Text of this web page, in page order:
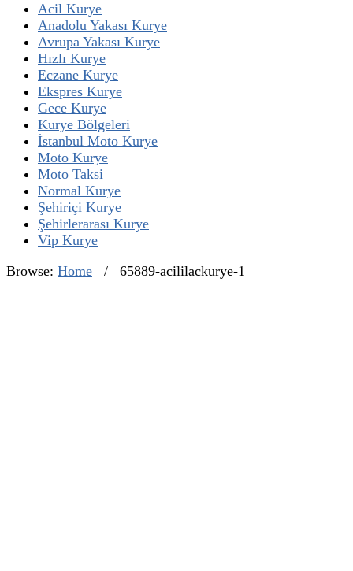
Acil Kurye
Anadolu Yakası Kurye
Avrupa Yakası Kurye
Hızlı Kurye
Eczane Kurye
Ekspres Kurye
Gece Kurye
Kurye Bölgeleri
İstanbul Moto Kurye
Moto Kurye
Moto Taksi
Normal Kurye
Şehiriçi Kurye
Şehirlerarası Kurye
Vip Kurye
Browse: Home / 65889-acililackurye-1